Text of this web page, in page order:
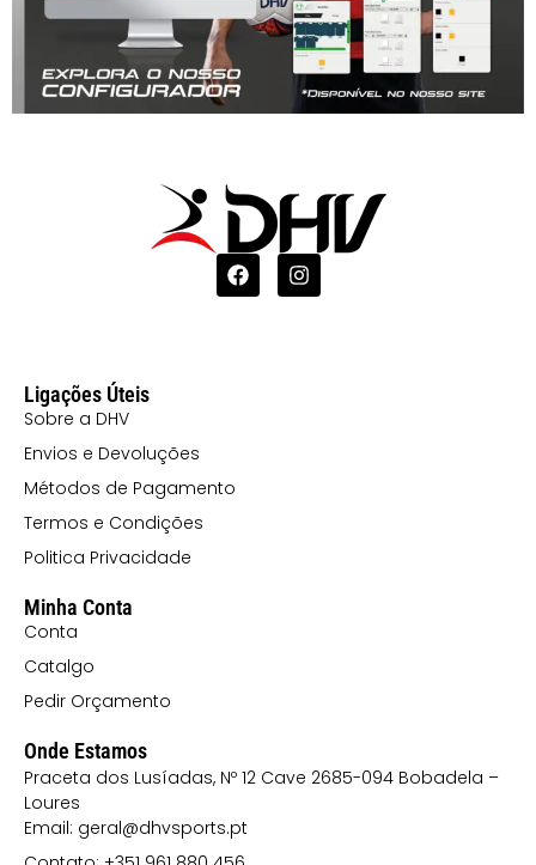
Ligações Úteis
Sobre a DHV
Envios e Devoluções
Métodos de Pagamento
Termos e Condições
Politica Privacidade
Minha Conta
Conta
Catalgo
Pedir Orçamento
Onde Estamos
Praceta dos Lusíadas, Nº 12 Cave 2685-094 Bobadela –
Loures
Email: geral@dhvsports.pt